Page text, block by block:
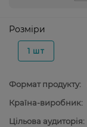
Розміри
1 шт
Формат продукту:
Країна-виробник:
Цільова аудиторія: